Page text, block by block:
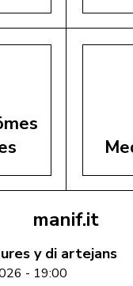
manif.it
y di artejans
- 19:00